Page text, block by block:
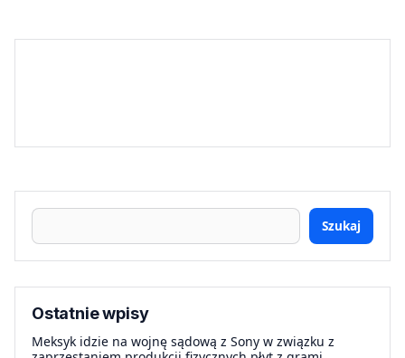
Szukaj
Ostatnie wpisy
Meksyk idzie na wojnę sądową z Sony w związku z